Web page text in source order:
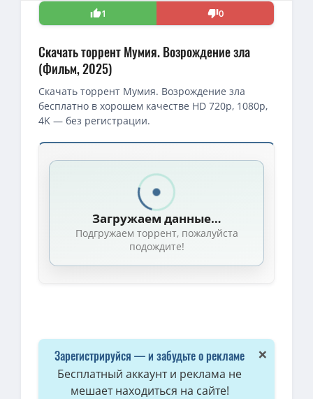
1
0
Скачать торрент Мумия. Возрождение зла
(Фильм, 2025)
Скачать торрент Мумия. Возрождение зла
бесплатно в хорошем качестве HD 720p, 1080p,
4K — без регистрации.
Скачать торрент — Мумия. Возрождение зла / The Morrigan
1080p — Мумия. Возрождение зла / The Morrigan (2025) WEB-
1080p — Мумия. Возрождение зла / The Morrigan (Колум
1080p — Мумия. Возрождение зла / The Morrigan (2025) WEB-
1080p — Мумия. Возрождение зла / The Morrigan (2025) WEB-
Мумия. Возрождение зла / The Morrigan (2025) WEB-DLRip
Мумия. Возрождение зла / The Morrigan / 2025 / ДБ, СТ / WEB-
Загружаем данные…
Подгружаем торрент, пожалуйста
подождите!
×
Зарегистрируйся — и забудьте о рекламе
Бесплатный аккаунт и реклама не
мешает находиться на сайте!